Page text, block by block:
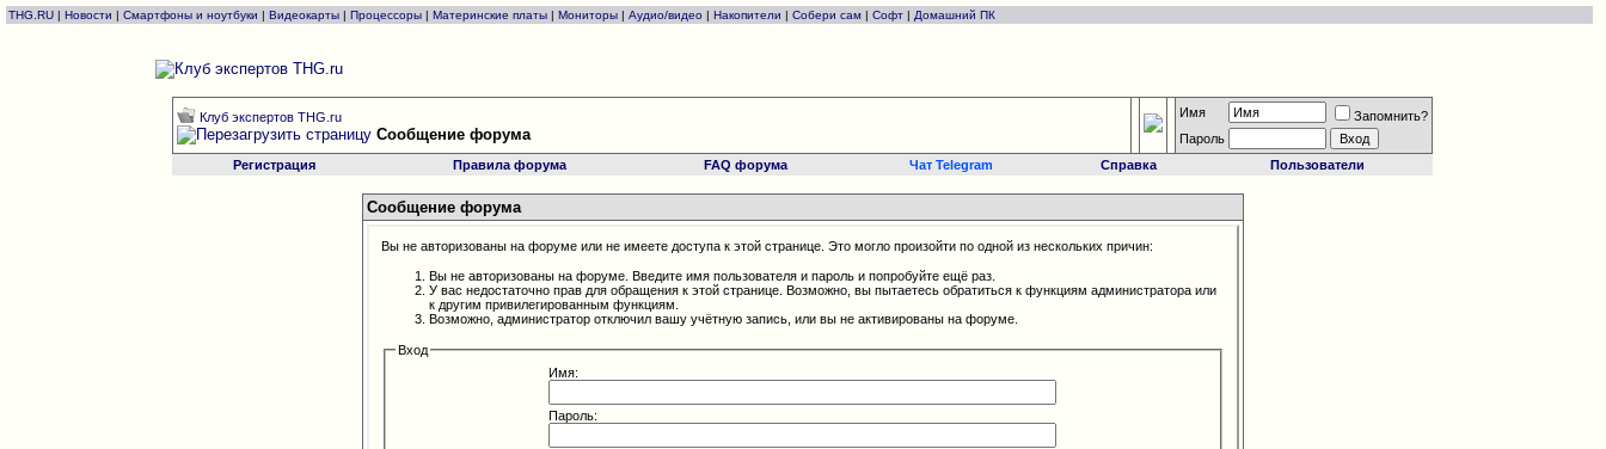
THG.RU | Новости | Смартфоны и ноутбуки | Видеокарты | Процессоры | Материнские платы | Мониторы | Аудио/видео | Накопители | Собери сам | Софт | Домашний ПК
Клуб экспертов THG.ru
Сообщение форума
Имя
Запомнить?
Пароль
Регистрация
Правила форума FAQ форума Чат Telegram Справка Пользователи
Сообщение форума
Вы не авторизованы на форуме или не имеете доступа к этой странице. Это могло произойти по одной из нескольких причин:
Вы не авторизованы на форуме. Введите имя пользователя и пароль и попробуйте ещё раз.
У вас недостаточно прав для обращения к этой странице. Возможно, вы пытаетесь обратиться к функциям администратора или
к другим привилегированным функциям.
Возможно, администратор отключил вашу учётную запись, или вы не активированы на форуме.
Вход
Имя:
Пароль: